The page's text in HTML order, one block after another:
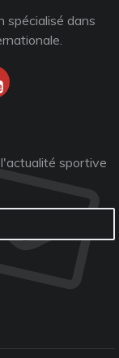
spécialisé dans
sportive